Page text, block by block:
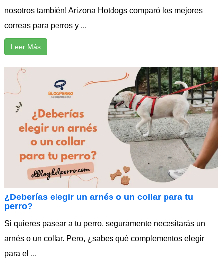
nosotros también! Arizona Hotdogs comparó los mejores
correas para perros y ...
Leer Más
¿Deberías elegir un arnés o un collar para tu
perro?
Si quieres pasear a tu perro, seguramente necesitarás un
arnés o un collar. Pero, ¿sabes qué complementos elegir
para el ...